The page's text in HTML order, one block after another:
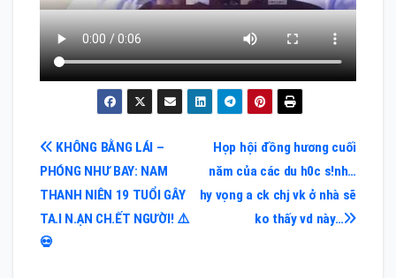
Điều
hướng
bài
Họp hội đồng hương cuối
năm của các du h0c s!nh…
hy vọng a ck chj vk ở nhà sẽ
ko thấy vd này…
KHÔNG BẰNG LÁI –
PHÓNG NHƯ BAY: NAM
THANH NIÊN 19 TUỔI GÂY
TA.I N.ẠN CH.ẾT NGƯỜI! ⚠️
💀